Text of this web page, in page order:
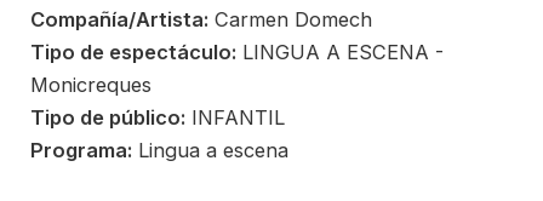
Compañía/Artista: Carmen Domech
Tipo de espectáculo: LINGUA A ESCENA -
Monicreques
Tipo de público: INFANTIL
Programa: Lingua a escena